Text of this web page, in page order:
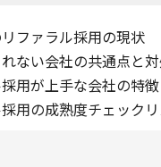
ファラル採用の現状
ない会社の共通点と
用が上手な会社の特徴
用の成熟度チェック